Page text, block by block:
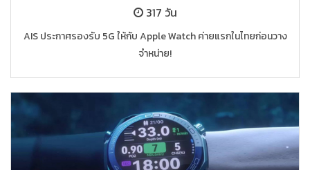
317 วัน
AIS ประกาศรองรับ 5G ให้กับ Apple Watch ค่ายแรกในไทยก่อนวาง
จำหน่าย!